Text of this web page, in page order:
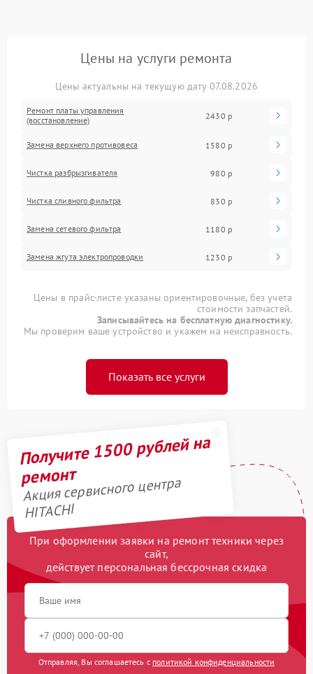
Цены на услуги ремонта
Цены актуальны на текущую дату 07.08.2026
Ремонт платы управления
(восстановление)
2430 р
Замена верхнего противовеса 1580 р
Чистка разбрызгивателя 980 р
Чистка сливного фильтра 830 р
Замена сетевого фильтра 1180 р
Замена жгута электропроводки 1230 р
Цены в прайс-листе указаны ориентировочные, без учета
стоимости запчастей.
Записывайтесь на бесплатную диагностику.
Мы проверим ваше устройство и укажем на неисправность.
Показать все услуги
Получите 1500 рублей на
ремонт
Акция сервисного центра
HITACHI
При оформлении заявки на ремонт техники через
сайт,
действует персональная бессрочная скидка
Отправляя, Вы соглашаетесь с политикой конфиденциальности